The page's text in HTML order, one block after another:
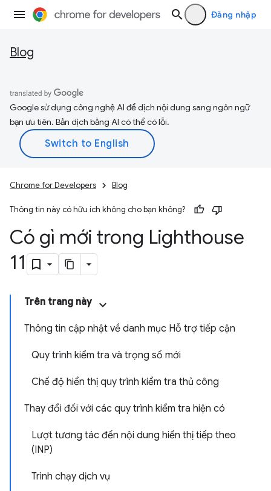
Đăng nhập
Blog
Google sử dụng công nghệ AI để dịch nội dung sang ngôn ngữ
bạn ưu tiên. Bản dịch bằng AI có thể có lỗi.
Chrome for Developers Blog
Thông tin này có hữu ích không cho bạn không?
Có gì mới trong Lighthouse
11
Trên trang này
Thông tin cập nhật về danh mục Hỗ trợ tiếp cận
Quy trình kiểm tra và trọng số mới
Chế độ hiển thị quy trình kiểm tra thủ công
Thay đổi đối với các quy trình kiểm tra hiện có
Lượt tương tác đến nội dung hiển thị tiếp theo
(INP)
Trình chạy dịch vụ